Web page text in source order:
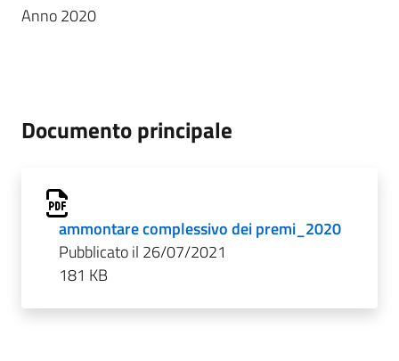
Anno 2020
Documento principale
ammontare complessivo dei premi_2020
Pubblicato il 26/07/2021
181 KB